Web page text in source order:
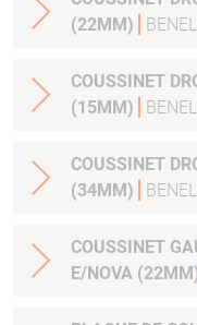
(22MM)
COUSSINET
(15MM)
COUSSINET
(34MM)
COUSSINET
E/NOVA